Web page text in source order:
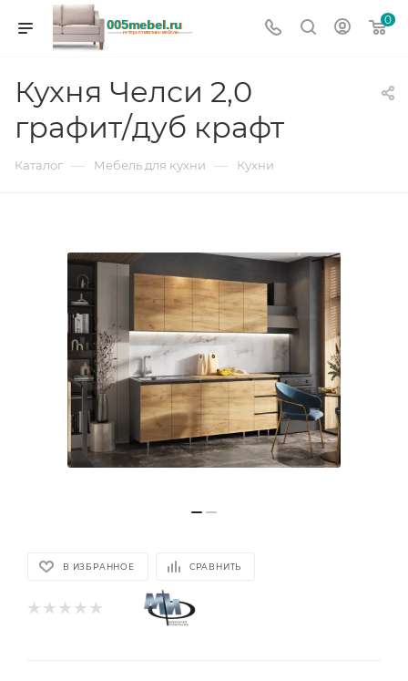
0
Кухня Челси 2,0
графит/дуб крафт
Каталог — Мебель для кухни — Кухни
В ИЗБРАННОЕ СРАВНИТЬ